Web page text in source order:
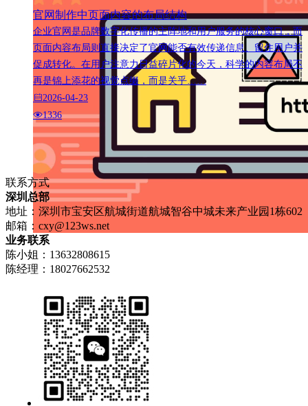
官网制作中页面内容的布局结构
企业官网是品牌数字化传播的主阵地和用户服务的核心窗口，而
页面内容布局则直接决定了官网能否有效传递信息、留住用户并
促成转化。在用户注意力日益碎片化的今天，科学的内容布局不
再是锦上添花的视觉点缀，而是关乎……
2026-04-23
1336
联系方式
深圳总部
地址：深圳市宝安区航城街道航城智谷中城未来产业园1栋602
邮箱： cxy@123ws.net
业务联系
陈小姐：13632808615
陈经理：18027662532